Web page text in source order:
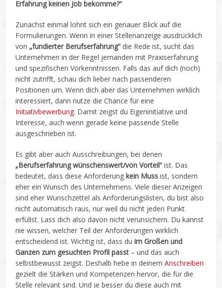
Erfahrung keinen Job bekomme?“
Zunächst einmal lohnt sich ein genauer Blick auf die
Formulierungen. Wenn in einer Stellenanzeige ausdrücklich
von „fundierter Berufserfahrung“die Rede ist, sucht das
Unternehmen in der Regel jemanden mit Praxiserfahrung
und spezifischen Vorkenntnissen. Falls das auf dich (noch)
nicht zutrifft, schau dich lieber nach passenderen
Positionen um. Wenn dich aber das Unternehmen wirklich
interessiert, dann nutze die Chance für eine
Initiativbewerbung. Damit zeigst du Eigeninitiative und
Interesse, auch wenn gerade keine passende Stelle
ausgeschrieben ist.
Es gibt aber auch Ausschreibungen, bei denen
„Berufserfahrung wünschenswert/von Vorteil“ist. Das
bedeutet, dass diese Anforderungkein Mussist, sondern
eher ein Wunsch des Unternehmens. Viele dieser Anzeigen
sind eher Wunschzettel als Anforderungslisten, du bist also
nicht automatisch raus, nur weil du nicht jeden Punkt
erfüllst. Lass dich also davon nicht verunsichern. Du kannst
nie wissen, welcher Teil der Anforderungen wirklich
entscheidend ist. Wichtig ist, dass duim Großen und
Ganzen zum gesuchten Profil passt – und das auch
selbstbewusst zeigst. Deshalb hebe in deinemAnschreiben
gezielt die Stärken und Kompetenzen hervor, die für die
Stelle relevant sind. Und je besser du diese auch mit